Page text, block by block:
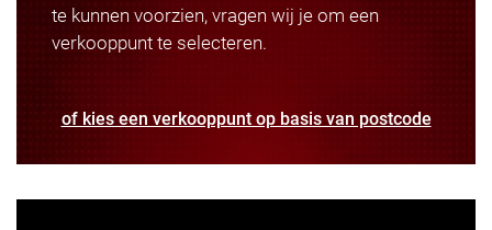
te kunnen voorzien, vragen wij je om een
verkooppunt te selecteren.
of kies een verkooppunt op basis van postcode